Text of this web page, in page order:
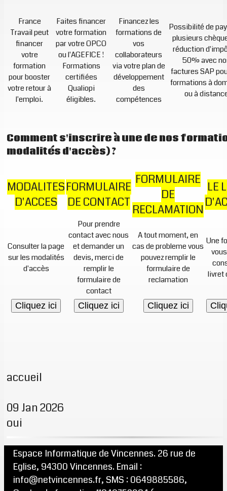
France
Travail peut
financer
votre
formation
pour booster
votre retour à
l'emploi.
Faites financer
votre formation
par votre OPCO
ou l'AGEFICE !
Formations
certifiées
Qualiopi
éligibles.
Financez les
formations de
vos
collaborateurs
via votre plan de
développement
des
compétences
Possibilité de
plusieurs
réduction
50% avec
factures SAP
formations à
ou à
Comment s'inscrire à une de nos
modalités d'accès) ?
MODALITES
D'ACCES
FORMULAIRE
DE CONTACT
FORMULAIRE
DE
RECLAMATION
LE
Consulter la page
sur les modalités
d'accès
Pour prendre
contact avec nous
et demander un
devis, merci de
remplir le
formulaire de
contact
A tout moment, en
cas de probleme vous
pouvez remplir le
formulaire de
reclamation
Une
livret
Cliquez ici Cliquez ici Cliquez ici
accueil
09 Jan 2026
oui
Espace Informatique de Vincennes. 26 rue de
Eglise, 94300 Vincennes. Email :
info@netvincennes.fr, SMS : 0649885586,